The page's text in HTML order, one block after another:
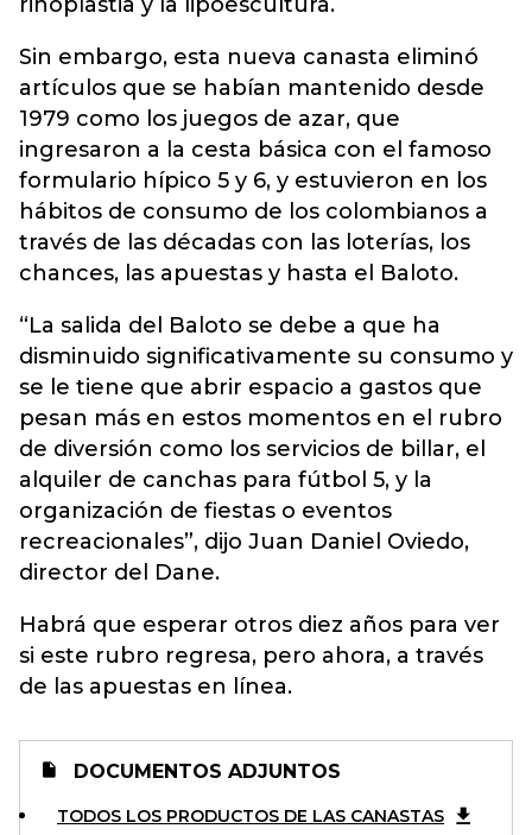
Sin embargo, esta nueva canasta eliminó
artículos que se habían mantenido desde
1979 como los juegos de azar, que
ingresaron a la cesta básica con el famoso
formulario hípico 5 y 6, y estuvieron en los
hábitos de consumo de los colombianos a
través de las décadas con las loterías, los
chances, las apuestas y hasta el Baloto.
“La salida del Baloto se debe a que ha
disminuido significativamente su consumo y
se le tiene que abrir espacio a gastos que
pesan más en estos momentos en el rubro
de diversión como los servicios de billar, el
alquiler de canchas para fútbol 5, y la
organización de fiestas o eventos
recreacionales”, dijo Juan Daniel Oviedo,
director del Dane.
Habrá que esperar otros diez años para ver
si este rubro regresa, pero ahora, a través
de las apuestas en línea.
DOCUMENTOS ADJUNTOS
TODOS LOS PRODUCTOS DE LAS CANASTAS